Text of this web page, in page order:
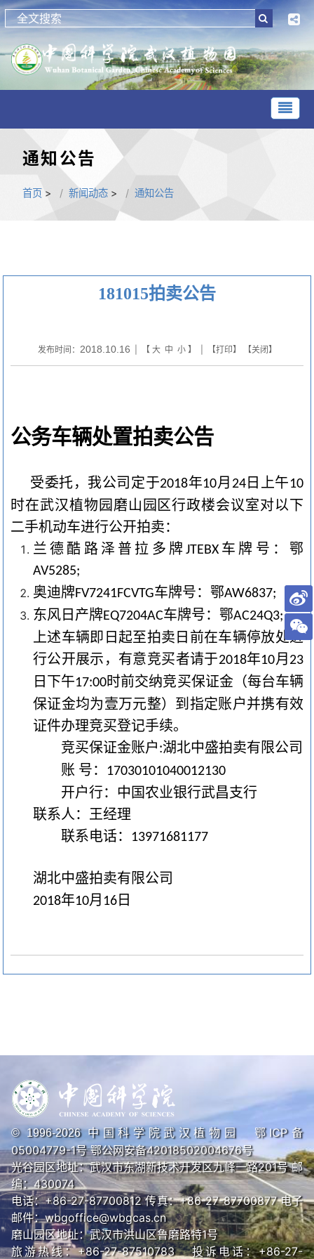
通知公告
首页 > 新闻动态 > 通知公告
181015拍卖公告
发布时间： 2018.10.16 | 【 大 中 小】 | 【打印】 【关闭】
公务车辆处置拍卖公告
受委托，我公司定于2018年10月 24日上午 10
时在武汉植物园磨山园区行政楼会议室对以下
二手机动车进行公开拍卖：
兰德酷路泽普拉多牌 JTEBX车牌号：鄂
AV5285;
奥迪牌FV7241FCVTG车牌号：鄂AW6837;
东风日产牌EQ7204AC车牌号：鄂AC24Q3;
上述车辆即日起至拍卖日前在车辆停放处进
行公开展示，有意竞买者请于2018年10月 23
日下午17:00时前交纳竞买保证金（每台车辆
保证金均为壹万元整）到指定账户并携有效
证件办理竞买登记手续。
竞买保证金账户 :湖北中盛拍卖有限公司
账 号：
17030101040012130
开户行：中国农业银行武昌支行
联系人：王经理
联系电话：
13971681177
湖北中盛拍卖有限公司
2018年10月 16 日
© 1996-2026中国科学院武汉植物园 鄂ICP备
05004779-1号鄂公网安备42018502004676号
光谷园区地址：武汉市东湖新技术开发区九峰一路201号 邮
编：430074
电话：+86-27-87700812 传真：+86-27-87700877 电子
邮件：wbgoffice@wbgcas.cn
磨山园区地址：武汉市洪山区鲁磨路特1号
旅游热线：+86-27-87510783 投诉电话：+86-27-